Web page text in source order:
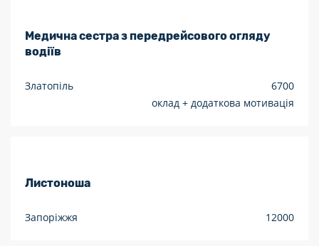
Медична сестра з передрейсового огляду
водіїв
Златопіль
6700
оклад + додаткова мотивація
Листоноша
Запоріжжя 12000